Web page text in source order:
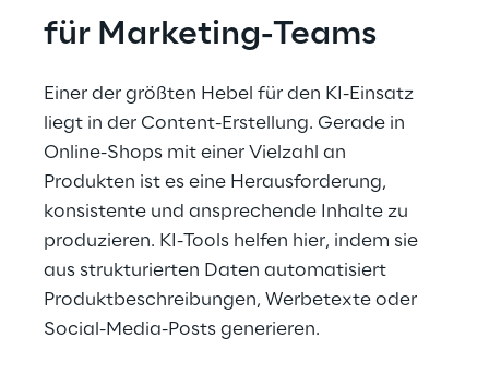
für Marketing-Teams
Einer der größten Hebel für den KI-Einsatz
liegt in der Content-Erstellung. Gerade in
Online-Shops mit einer Vielzahl an
Produkten ist es eine Herausforderung,
konsistente und ansprechende Inhalte zu
produzieren. KI-Tools helfen hier, indem sie
aus strukturierten Daten automatisiert
Produktbeschreibungen, Werbetexte oder
Social-Media-Posts generieren.